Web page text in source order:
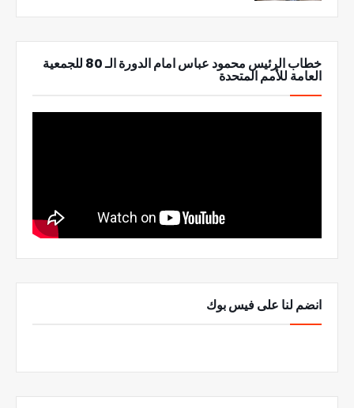
خطاب الرئيس محمود عباس امام الدورة الـ 80 للجمعية
العامة للأمم المتحدة
انضم لنا على فيس بوك